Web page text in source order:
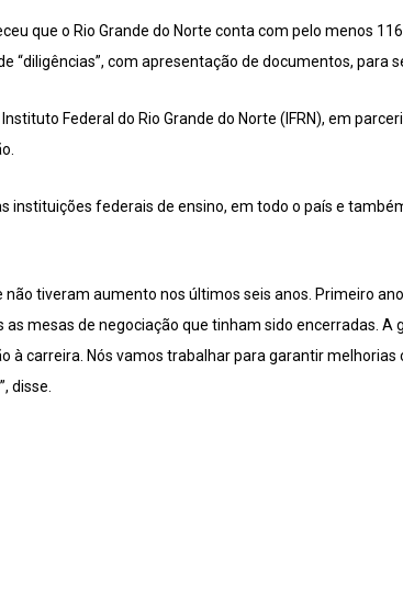
que o Rio Grande do Norte conta com pelo menos
“diligências”, com apresentação de documentos, para
Federal do Rio Grande do Norte (IFRN), em
federais de ensino, em todo o país e
tiveram aumento nos últimos seis anos. Primeiro
mesas de negociação que tinham sido encerradas. A
à carreira. Nós vamos trabalhar para garantir melhorias
disse.